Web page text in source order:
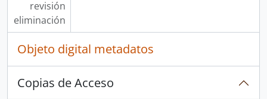
revisión
eliminación
Objeto digital metadatos
Copias de Acceso